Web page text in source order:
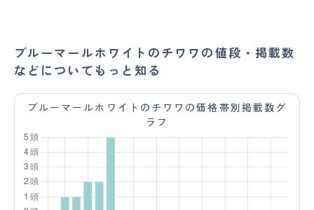
ブルーマールホワイトのチワワの値段・掲載数
などについてもっと知る
ブルーマールホワイトのチワワの価格帯別掲載数グ
ラフ